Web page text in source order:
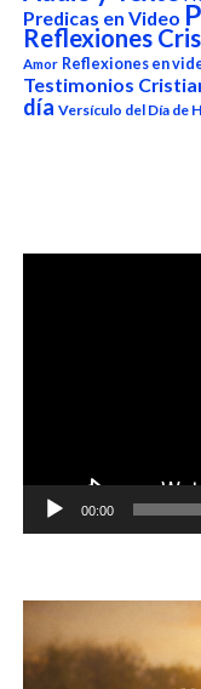
Predicas en Video
Reflexiones
Amor Reflexiones en
Testimonios
día Versículo del Día de
Reproductor
00:00